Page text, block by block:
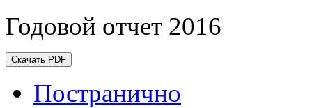
Годовой отчет 2016
Скачать PDF
Постранично